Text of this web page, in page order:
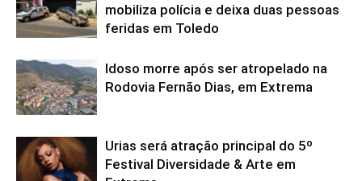
mobiliza polícia e deixa duas pessoas
feridas em Toledo
Idoso morre após ser atropelado na
Rodovia Fernão Dias, em Extrema
Urias será atração principal do 5º
Festival Diversidade & Arte em